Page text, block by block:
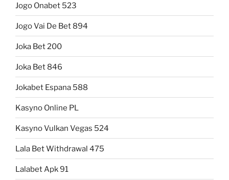
Jogo Onabet 523
Jogo Vai De Bet 894
Joka Bet 200
Joka Bet 846
Jokabet Espana 588
Kasyno Online PL
Kasyno Vulkan Vegas 524
Lala Bet Withdrawal 475
Lalabet Apk 91